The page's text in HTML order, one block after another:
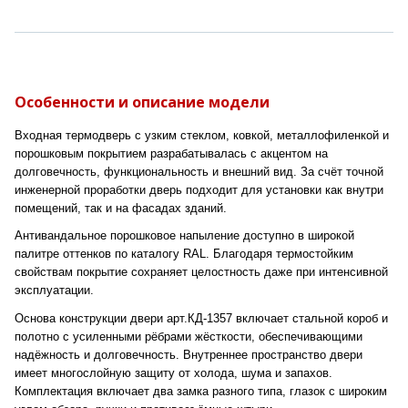
Особенности и описание модели
Входная термодверь с узким стеклом, ковкой, металлофиленкой и
порошковым покрытием разрабатывалась с акцентом на
долговечность, функциональность и внешний вид. За счёт точной
инженерной проработки дверь подходит для установки как внутри
помещений, так и на фасадах зданий.
Антивандальное порошковое напыление доступно в широкой
палитре оттенков по каталогу RAL. Благодаря термостойким
свойствам покрытие сохраняет целостность даже при интенсивной
эксплуатации.
Основа конструкции двери арт.КД-1357 включает стальной короб и
полотно с усиленными рёбрами жёсткости, обеспечивающими
надёжность и долговечность. Внутреннее пространство двери
имеет многослойную защиту от холода, шума и запахов.
Комплектация включает два замка разного типа, глазок с широким